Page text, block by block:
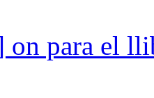
on para el